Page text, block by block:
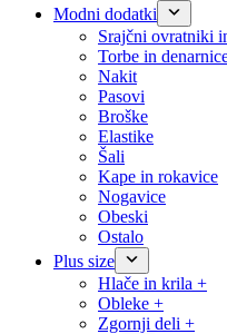
Modni dodatki
Srajčni ovratniki
Torbe in
Nakit
Pasovi
Broške
Elastike
Šali
Kape in rokavice
Nogavice
Obeski
Ostalo
Plus size
Hlače in krila +
Obleke +
Zgornji deli +